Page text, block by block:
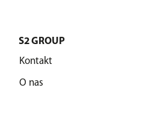
S2 GROUP
Kontakt
O nas